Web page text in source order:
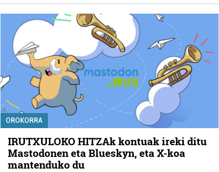
OROKORRA
IRUTXULOKO HITZAk kontuak ireki ditu
Mastodonen eta Blueskyn, eta X-koa
mantenduko du